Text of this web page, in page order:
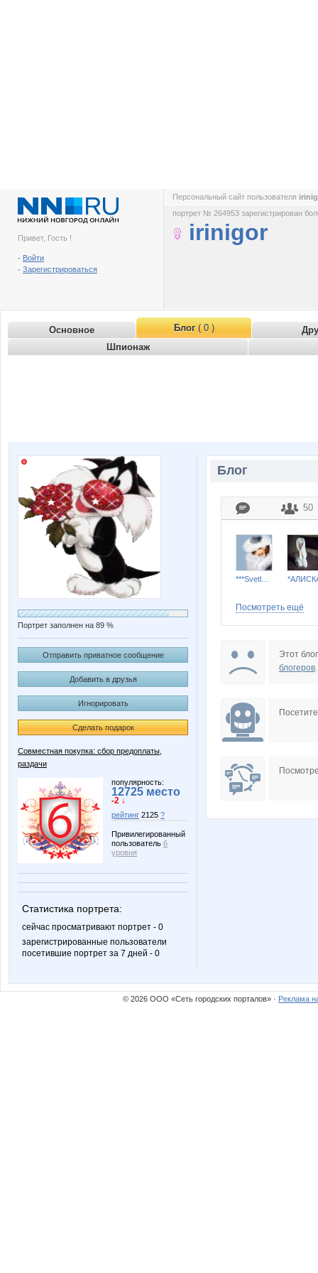
Привет, Гость !
- Войти
- Зарегистрироваться
Персональный сайт пользователя
портрет № 264953 зарегистрирован
irinigor
Основное Блог( 0 )
Шпионаж
Портрет заполнен на 89 %
Отправить приватное сообщение
Добавить в друзья
Игнорировать
Сделать подарок
Совместная покупка: сбор предоплаты,
раздачи
популярность:
12725 место
-2 ↓
рейтинг 2125 ?
Привилегированный
пользователь 6
уровня
Статистика портрета:
сейчас просматривают портрет - 0
зарегистрированные пользователи
посетившие портрет за 7 дней - 0
Блог
50
B00lka
Clairette Edissa
Посмотреть ещё
Этот
блогеров.
© 2026 ООО «Сеть городских порталов» · Реклама